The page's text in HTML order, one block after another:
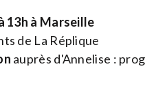
13h à Marseille
de La Réplique
auprès d'Annelise :